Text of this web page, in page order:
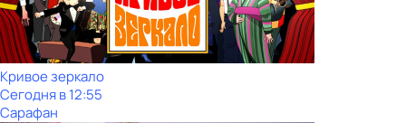
Кривое зеркало
Сегодня в 12:55
Сарафан